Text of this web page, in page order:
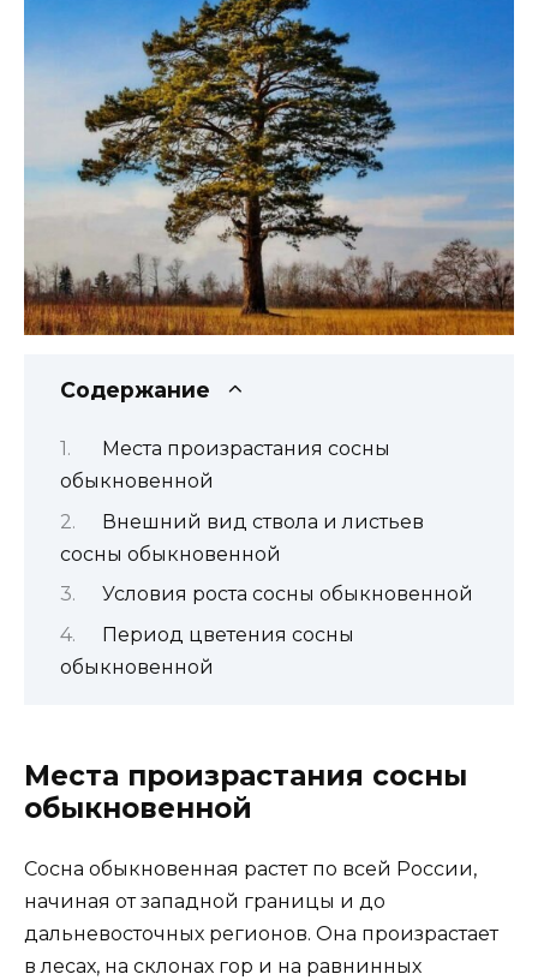
Содержание
Места произрастания сосны
обыкновенной
Внешний вид ствола и листьев
сосны обыкновенной
Условия роста сосны обыкновенной
Период цветения сосны
обыкновенной
Места произрастания сосны
обыкновенной
Сосна обыкновенная растет по всей России,
начиная от западной границы и до
дальневосточных регионов. Она произрастает
в лесах, на склонах гор и на равнинных